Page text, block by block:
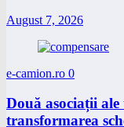
August 7, 2026
e-camion.ro 0
Două asociații
transformarea